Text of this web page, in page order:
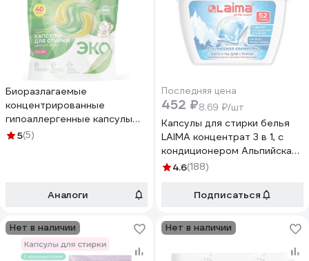
Биоразлагаемые
концентрированные
гипоаллергенные капсулы
для стирки SYNERGETIC
5(5)
Аналоги
Последняя цена
452 ₽8.69 ₽/шт
Капсулы для стирки белья
LAIMA концентрат 3 в 1, с
кондиционером Альпийская
Свежесть, 52 шт. 608264
4.6(188)
Подписаться
Нет в наличии Нет в наличии